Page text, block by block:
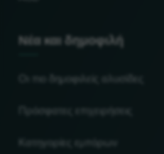
Νέα και δημοφιλή
Οι πιο δημοφιλείς αλυσίδες
Πρόσφατες επιχειρήσεις
Κατηγορίες εμπόρων